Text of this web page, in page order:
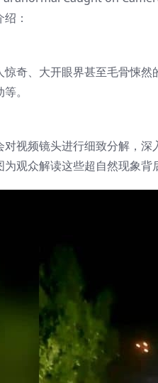
：
奇、大开眼界甚至毛骨悚
。
视频镜头进行细致分解，
观众解读这些超自然现象背